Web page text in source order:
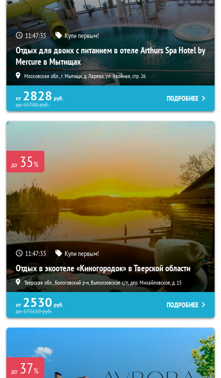
11:47:31 Купи первым!
Отдых для двоих с питанием в отеле Arthurs Spa Hotel by
Mercure в Мытищах
Московская обл., г. Мытищи, д. Ларево, ул. Хвойная, стр. 26
от 2828 руб.
до65700руб.
ПОДРОБНЕЕ
до 35%
11:47:31 Купи первым!
Отдых в экоотеле «Киногородок» в Тверской области
Тверская обл., Бологовский р-н, Выползовское с/п, дер. Михайловское, д. 15
от 2530 руб.
до173110руб.
ПОДРОБНЕЕ
до 37%